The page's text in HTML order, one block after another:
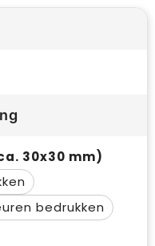
30x30 mm)